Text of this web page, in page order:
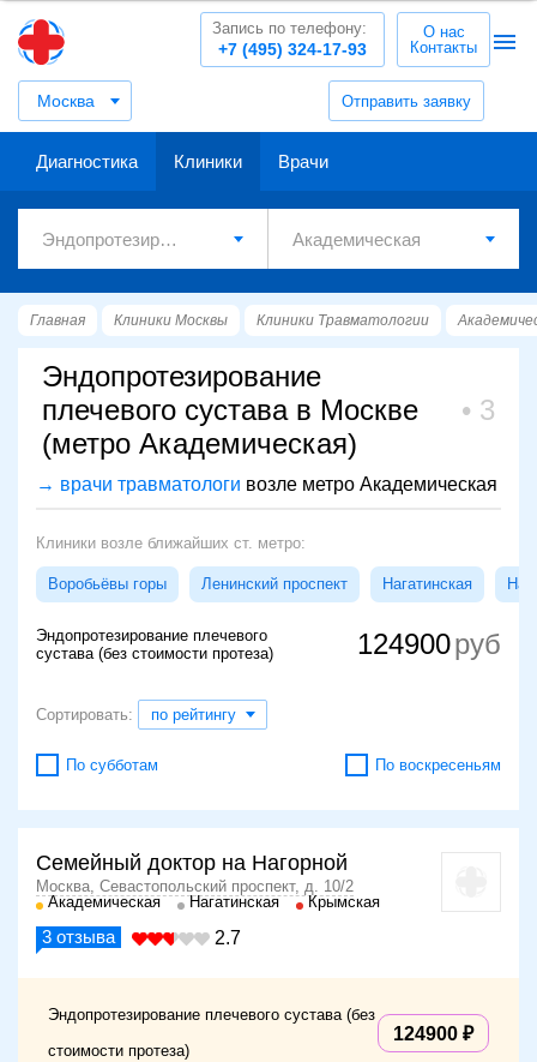
Москва Отправить заявку
+7 (495) 324-17-93
Запись по телефону:
О нас
Контакты
Диагностика Клиники Врачи
Главная Клиники Москвы Клиники Травматологии
Эндопротезирование
плечевого сустава в Москве
(метро Академическая)
3
→ врачи травматологи возле метро Академическая
Клиники возле ближайших ст. метро:
Воробьёвы горы Ленинский проспект Нагатинская
Эндопротезирование плечевого
сустава (без стоимости протеза)
124900
Сортировать: по рейтингу
По субботам По воскресеньям
Семейный доктор на Нагорной
Москва, Севастопольский проспект, д. 10/2
Академическая
Нагатинская Крымская
3 отзыва 2.7
Эндопротезирование плечевого сустава (без
стоимости протеза)
124900